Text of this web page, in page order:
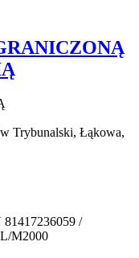
Trybunalski, Łąkowa,
/
M2000